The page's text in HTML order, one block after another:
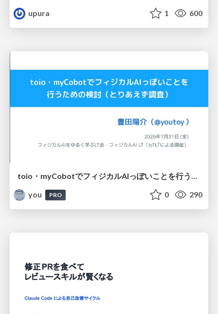
upura 1 600
toio・myCobotでフィジカルAIっぽいことを行うための検討（とりあえず調査） / フィジカルAI LT（IoTLTによる開催）
you
PRO 0 290